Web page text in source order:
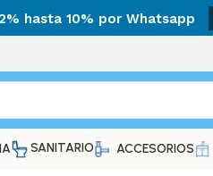
hasta 10% por Whatsapp
SANITARIO ACCESORIOS